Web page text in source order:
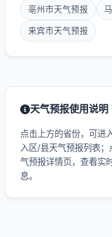
亳州市天气预报
来宾市天气预报
天气预报使用说明
点击上方的省份，可进
入区/县天气预报列表
气预报详情页，查看实
息。